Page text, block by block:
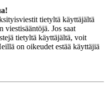
tietyltä käyttäjältä
viestisääntöjä. Jos saat
tietyltä käyttäjältä, voit
on oikeudet estää käyttäjiä